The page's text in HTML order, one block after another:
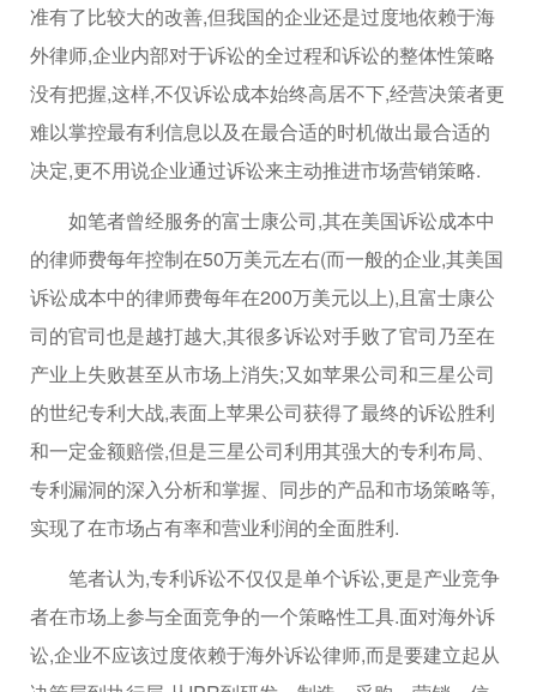
准有了比较大的改善,但我国的企业还是过度地依赖于海
外律师,企业内部对于诉讼的全过程和诉讼的整体性策略
没有把握,这样,不仅诉讼成本始终高居不下,经营决策者更
难以掌控最有利信息以及在最合适的时机做出最合适的
决定,更不用说企业通过诉讼来主动推进市场营销策略.
如笔者曾经服务的富士康公司,其在美国诉讼成本中
的律师费每年控制在50万美元左右(而一般的企业,其美国
诉讼成本中的律师费每年在200万美元以上),且富士康公
司的官司也是越打越大,其很多诉讼对手败了官司乃至在
产业上失败甚至从市场上消失;又如苹果公司和三星公司
的世纪专利大战,表面上苹果公司获得了最终的诉讼胜利
和一定金额赔偿,但是三星公司利用其强大的专利布局、
专利漏洞的深入分析和掌握、同步的产品和市场策略等,
实现了在市场占有率和营业利润的全面胜利.
笔者认为,专利诉讼不仅仅是单个诉讼,更是产业竞争
者在市场上参与全面竞争的一个策略性工具.面对海外诉
讼,企业不应该过度依赖于海外诉讼律师,而是要建立起从